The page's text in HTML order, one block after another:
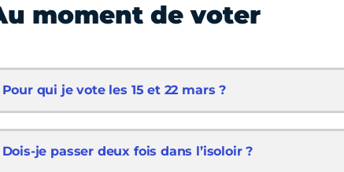
moment de voter
Pour qui je vote les 15 et 22 mars ?
Dois-je passer deux fois dans l’isoloir ?